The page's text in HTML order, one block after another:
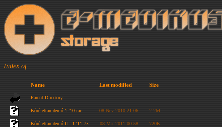
Index of
Name Last modified Size
Parent Directory -
Kórélettan demó 1 '10.rar 08-Nov-2010 21:06 2.2M
Kórélettan demó II - 1 '11.7z 08-Mar-2011 00:58 720K